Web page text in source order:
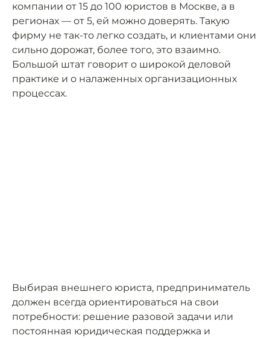
компании от 15 до 100 юристов в Москве, а в
регионах — от 5, ей можно доверять. Такую
фирму не так-то легко создать, и клиентами они
сильно дорожат, более того, это взаимно.
Большой штат говорит о широкой деловой
практике и о налаженных организационных
процессах.
Выбирая внешнего юриста, предприниматель
должен всегда ориентироваться на свои
потребности: решение разовой задачи или
постоянная юридическая поддержка и